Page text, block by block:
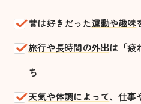
昔は好きだった運動や趣味
旅行や長時間の外出は「疲
ち
天気や体調によって、仕事